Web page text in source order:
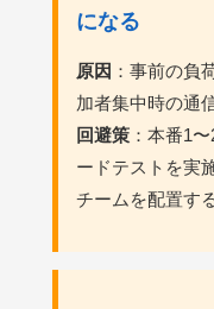
になる
原因 ：事前の負
加者集中時の通
回避策 ：本番1
ードテストを実
チームを配置する